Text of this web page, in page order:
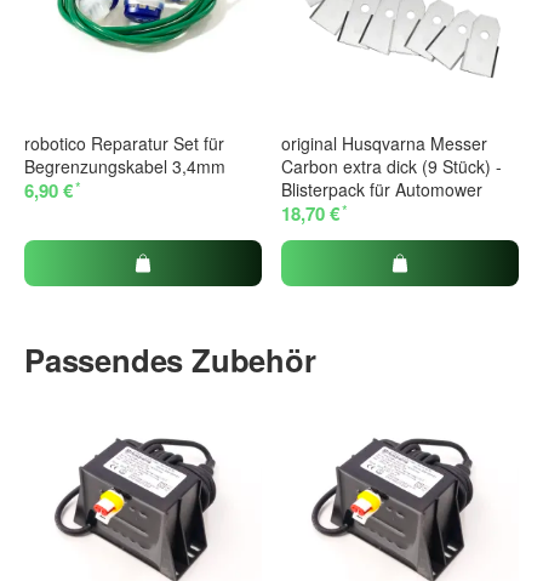
robotico Reparatur Set für
Begrenzungskabel 3,4mm
6,90 €*
original Husqvarna Messer
Carbon extra dick (9 Stück) -
Blisterpack für Automower
18,70 €*
Passendes Zubehör